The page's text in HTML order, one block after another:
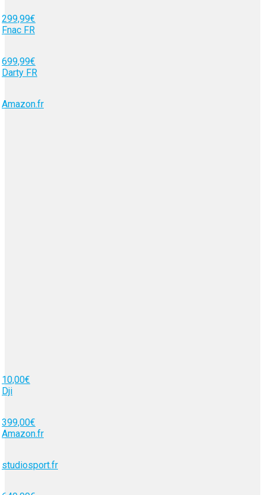
299,99€
Fnac FR
699,99€
Darty FR
Amazon.fr
10,00€
Dji
399,00€
Amazon.fr
studiosport.fr